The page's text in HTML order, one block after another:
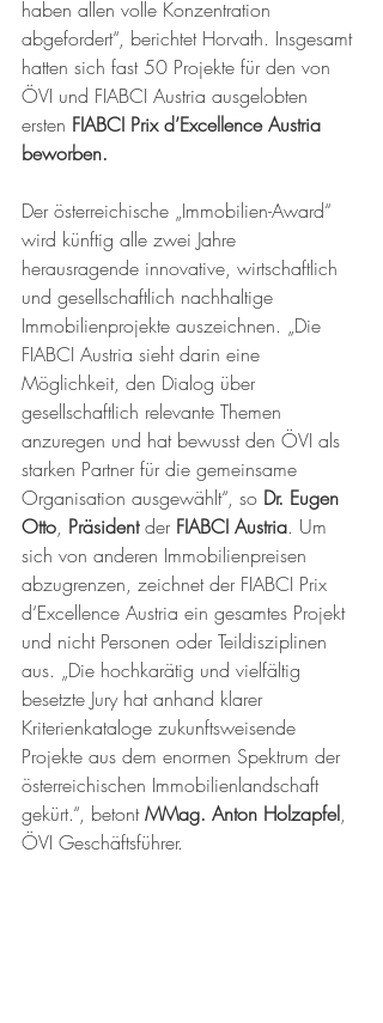
haben allen volle Konzentration
abgefordert“, berichtet Horvath. Insgesamt
hatten sich fast 50 Projekte für den von
ÖVI und FIABCI Austria ausgelobten
ersten FIABCI Prix d’Excellence Austria
beworben.
Der österreichische „Immobilien-Award“
wird künftig alle zwei Jahre
herausragende innovative, wirtschaftlich
und gesellschaftlich nachhaltige
Immobilienprojekte auszeichnen. „Die
FIABCI Austria sieht darin eine
Möglichkeit, den Dialog über
gesellschaftlich relevante Themen
anzuregen und hat bewusst den ÖVI als
starken Partner für die gemeinsame
Organisation ausgewählt“, so Dr. Eugen
Otto, Präsident der FIABCI Austria. Um
sich von anderen Immobilienpreisen
abzugrenzen, zeichnet der FIABCI Prix
d‘Excellence Austria ein gesamtes Projekt
und nicht Personen oder Teildisziplinen
aus. „Die hochkarätig und vielfältig
besetzte Jury hat anhand klarer
Kriterienkataloge zukunftsweisende
Projekte aus dem enormen Spektrum der
österreichischen Immobilienlandschaft
gekürt.“, betont MMag. Anton Holzapfel,
ÖVI Geschäftsführer.